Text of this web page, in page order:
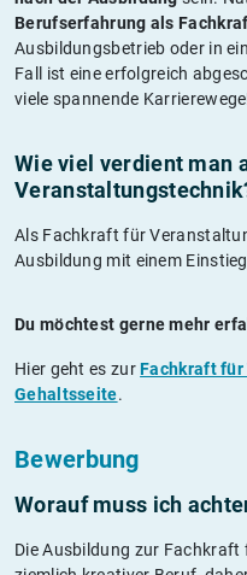
Berufserfahrung als
Ausbildungsbetrieb oder in
Fall ist eine erfolgreich
viele spannende
Wie viel verdient man
Als Fachkraft für
Ausbildung mit einem
Du möchtest gerne mehr
Hier geht es zurFachkraft
Gehaltsseite.
Bewerbung
Worauf muss ich
Die Ausbildung zur